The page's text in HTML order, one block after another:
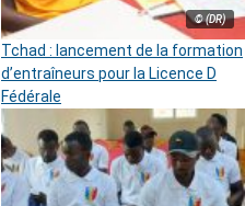
© (DR)
Tchad : lancement de la formation
d’entraîneurs pour la Licence D
Fédérale